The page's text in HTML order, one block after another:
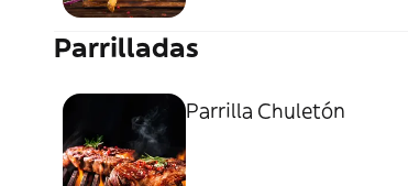
Parrilladas
Parrilla Chuletón